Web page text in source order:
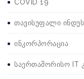
COVID 19
თავისუფალი
ინკორპორაცია
საერთაშორისო IT